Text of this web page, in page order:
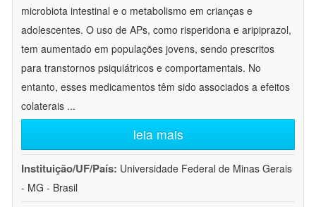
microbiota intestinal e o metabolismo em crianças e
adolescentes. O uso de APs, como risperidona e aripiprazol,
tem aumentado em populações jovens, sendo prescritos
para transtornos psiquiátricos e comportamentais. No
entanto, esses medicamentos têm sido associados a efeitos
colaterais ...
leia mais
Instituição/UF/País: Universidade Federal de Minas Gerais
- MG - Brasil